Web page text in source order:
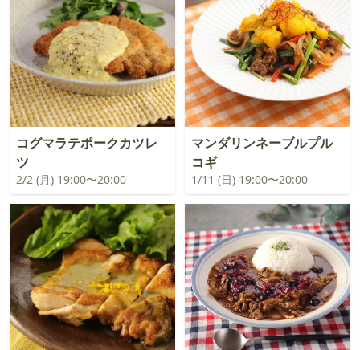
コグマラテポークカツレ
ツ
2/2 (月) 19:00〜20:00
マンダリンネーブルプル
コギ
1/11 (日) 19:00〜20:00